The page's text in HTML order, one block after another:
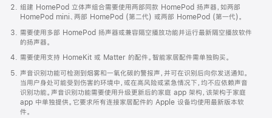
打
开)
组建 HomePod 立体声组合需要使用两部同款 HomePod 扬声器，如两部
HomePod mini、两部 HomePod (第二代) 或两部 HomePod (第一代)。
需要使用多部 HomePod 扬声器或兼容隔空播放功能并运行最新隔空播放软件
的扬声器。
需要使用支持 HomeKit 或 Matter 的配件。智能家居配件需单独购买。
声音识别功能可检测到烟雾和一氧化碳的警报声，并可在识别后向你发送通知。
当用户身处可能受到伤害的环境中，或在高风险或紧急情况下，均不应依赖声音
识别功能。声音识别功能需要使用升级更新后的家庭 app 架构，该架构于家庭
app 中单独提供。它要求所有连接家居配件的 Apple 设备均使用最新版本软
件。